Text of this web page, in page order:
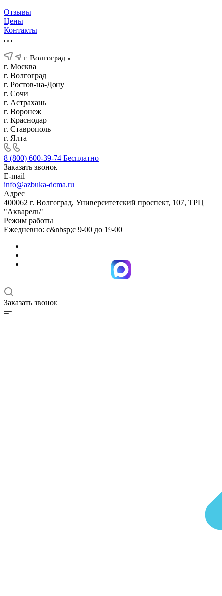
Отзывы
Цены
Контакты
г. Волгоград
г. Москва
г. Волгоград
г. Ростов-на-Дону
г. Сочи
г. Астрахань
г. Воронеж
г. Краснодар
г. Ставрополь
г. Ялта
8 (800) 600-39-74 Бесплатно
Заказать звонок
E-mail
info@azbuka-doma.ru
Адрес
400062 г. Волгоград, Университетский проспект, 107, ТРЦ
"Акварель"
Режим работы
Ежедневно: с&nbsp;с 9-00 до 19-00
Заказать звонок